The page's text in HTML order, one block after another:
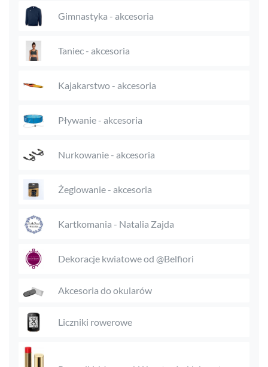
Gimnastyka - akcesoria
Taniec - akcesoria
Kajakarstwo - akcesoria
Pływanie - akcesoria
Nurkowanie - akcesoria
Żeglowanie - akcesoria
Kartkomania - Natalia Zajda
Dekoracje kwiatowe od @Belfiori
Akcesoria do okularów
Liczniki rowerowe